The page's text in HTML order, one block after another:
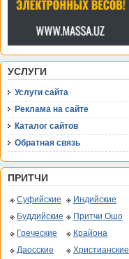
УСЛУГИ
Услуги сайта
Реклама на сайте
Каталог сайтов
Обратная связь
ПРИТЧИ
Суфийские
Индийские
Буддийские
Притчи Ошо
Греческие
Крайона
Даосские
Христианские